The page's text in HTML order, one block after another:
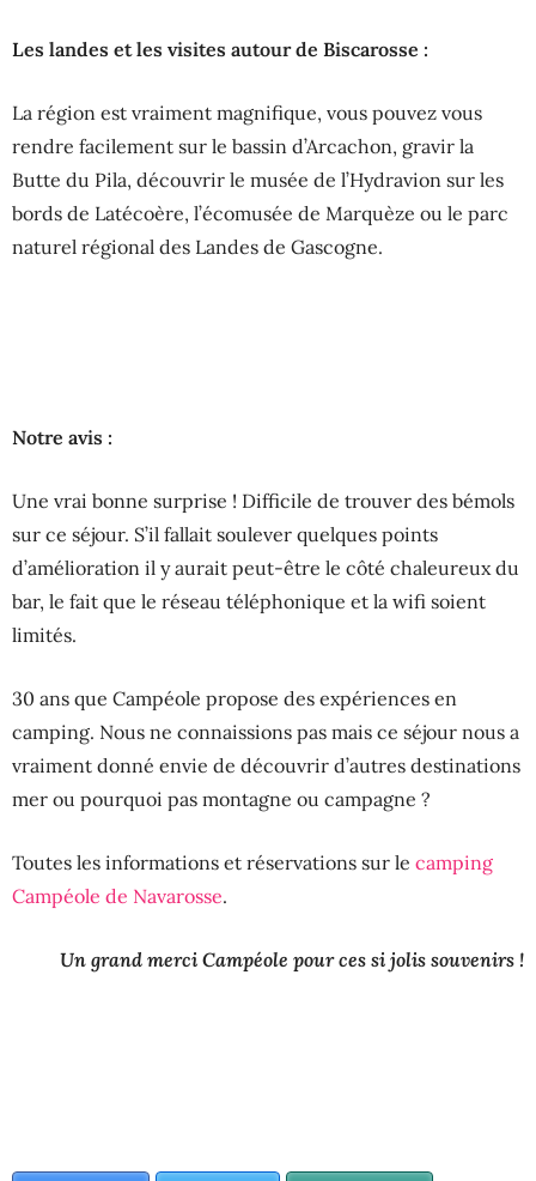
Les landes et les visites autour de Biscarosse :
La région est vraiment magnifique, vous pouvez vous
rendre facilement sur le bassin d’Arcachon, gravir la
Butte du Pila, découvrir le musée de l’Hydravion sur les
bords de Latécoère, l’écomusée de Marquèze ou le parc
naturel régional des Landes de Gascogne.
Notre avis :
Une vrai bonne surprise ! Difficile de trouver des bémols
sur ce séjour. S’il fallait soulever quelques points
d’amélioration il y aurait peut-être le côté chaleureux du
bar, le fait que le réseau téléphonique et la wifi soient
limités.
30 ans que Campéole propose des expériences en
camping. Nous ne connaissions pas mais ce séjour nous a
vraiment donné envie de découvrir d’autres destinations
mer ou pourquoi pas montagne ou campagne ?
Toutes les informations et réservations sur le camping
Campéole de Navarosse.
Un grand merci Campéole pour ces si jolis souvenirs !